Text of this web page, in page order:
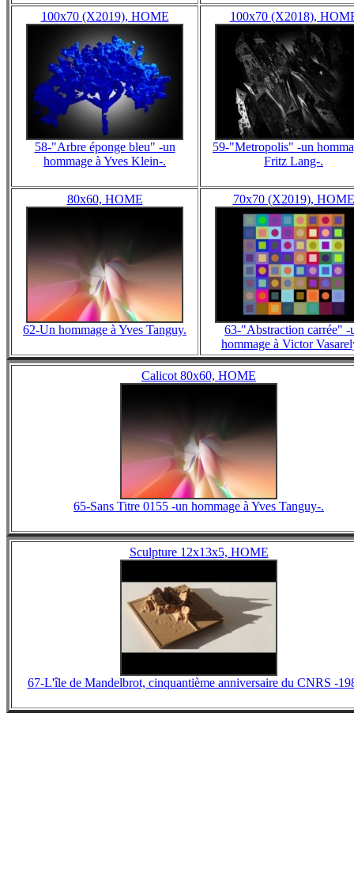
100x70 (X2019), HOME
58-"Arbre éponge bleu" -un
hommage à Yves Klein-.
100x70 (X2018),
59-"Metropolis" -un
Fritz Lang-.
80x60, HOME
62-Un hommage à Yves Tanguy.
70x70 (X2019), HOME
63-"Abstraction carrée" -
hommage à Victor
Calicot 80x60, HOME
65-Sans Titre 0155 -un hommage à Yves Tanguy-.
Sculpture 12x13x5, HOME
67-L'île de Mandelbrot, cinquantième anniversaire du CNRS -